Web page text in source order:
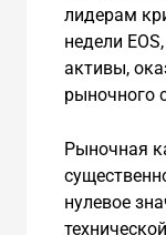
лидерам
недели
активы,
рыночного
Рыночная
нулевое